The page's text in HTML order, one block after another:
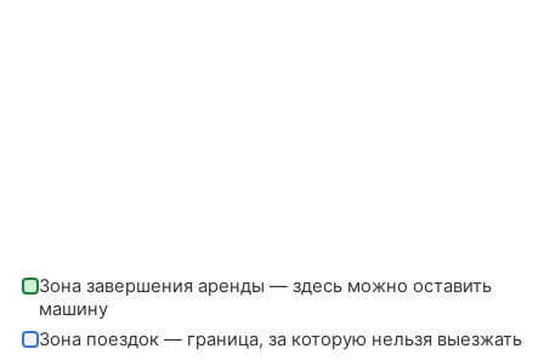
Зона завершения аренды — здесь можно оставить
машину
Зона поездок — граница, за которую нельзя выезжать